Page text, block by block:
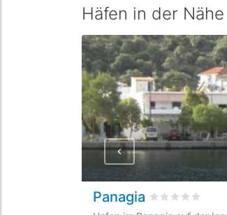
Häfen in der Nähe
Panagia bewertet0